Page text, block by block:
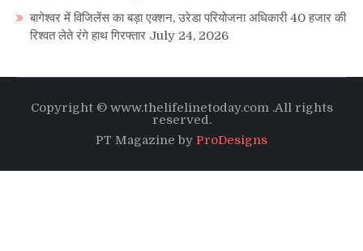
बागेश्वर में विजिलेंस का बड़ा एक्शन, उरेडा परियोजना अधिकारी 40 हजार की
रिश्वत लेते रंगे हाथ गिरफ्तार July 24, 2026
Copyright © www.thelifelinetoday.com .All rights
reserved.
PT Magazine by ProDesigns